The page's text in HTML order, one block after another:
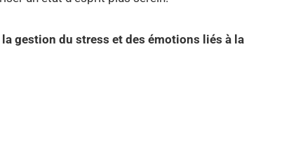
gestion du stress et des émotions liés à la